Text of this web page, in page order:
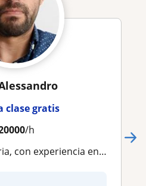
clase gratis
/h
en Impartir clases a niños y jóvenes